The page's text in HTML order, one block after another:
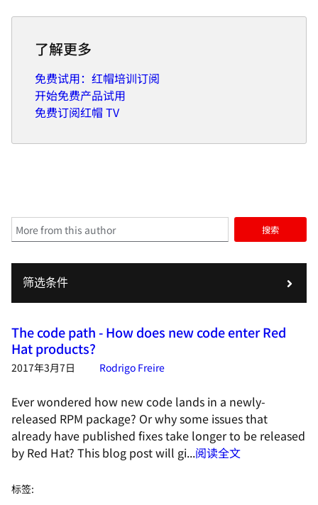
了解更多
免费试用：红帽培训订阅
开始免费产品试用
免费订阅红帽 TV
搜索
筛选条件
The code path - How does new code enter Red
Hat products?
2017年3月7日 Rodrigo Freire
Ever wondered how new code lands in a newly-
released RPM package? Or why some issues that
already have published fixes take longer to be released
by Red Hat? This blog post will gi...阅读全文
标签: